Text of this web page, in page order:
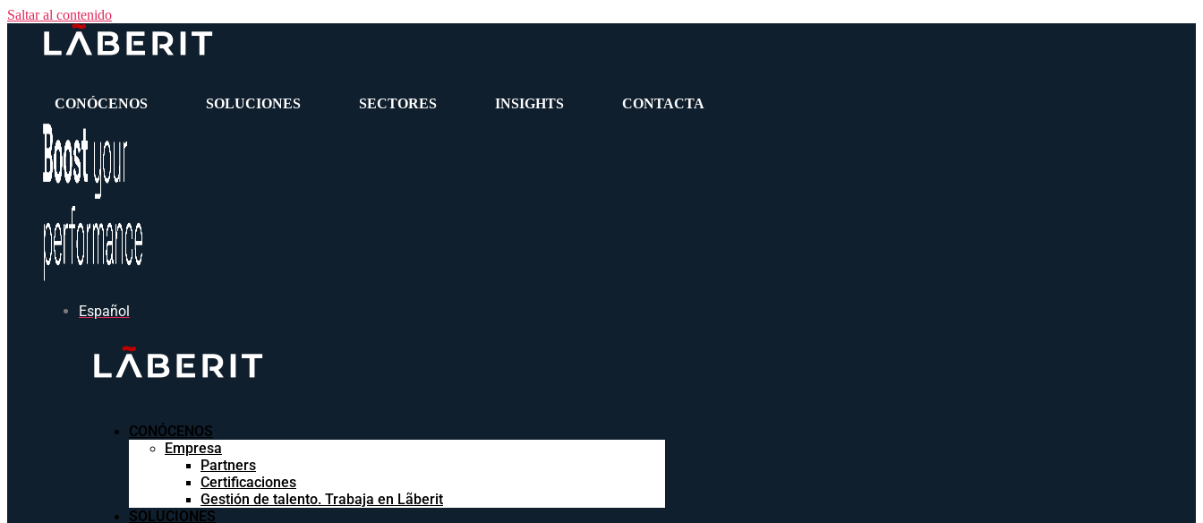
Saltar al contenido
CONÓCENOS SOLUCIONES SECTORES INSIGHTS CONTACTA
Español
CONÓCENOS
Empresa
Partners
Certificaciones
Gestión de talento. Trabaja en Lãberit
SOLUCIONES